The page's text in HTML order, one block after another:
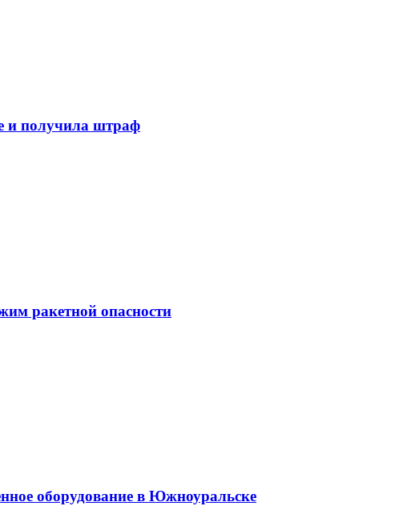
и получила штраф
ракетной опасности
оборудование в Южноуральске